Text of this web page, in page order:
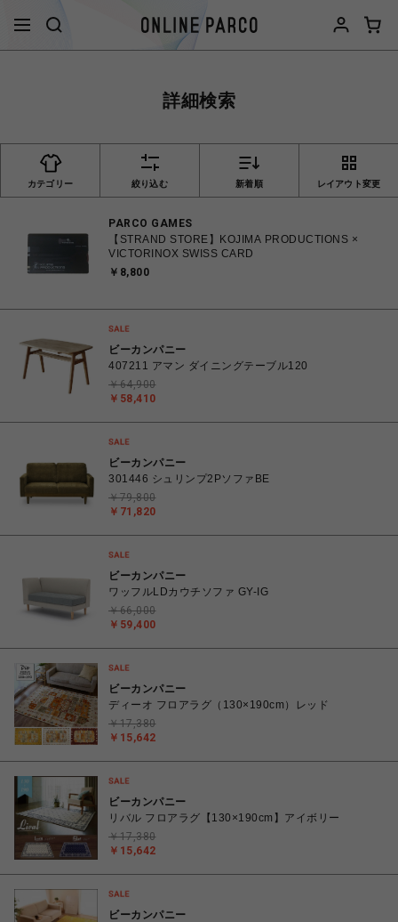
詳細検索
カテゴリー 絞り込む 新着順 レイアウト変更
PARCO GAMES
【STRAND STORE】KOJIMA PRODUCTIONS ×
VICTORINOX SWISS CARD
￥8,800
ビーカンパニー
407211 アマン ダイニングテーブル120
￥58,410
￥64,900
ビーカンパニー
301446 シュリンプ2PソファBE
￥71,820
￥79,800
ビーカンパニー
ワッフルLDカウチソファ GY-IG
￥59,400
￥66,000
ビーカンパニー
ディーオ フロアラグ（130×190cm）レッド
￥15,642
￥17,380
ビーカンパニー
リバル フロアラグ【130×190cm】アイボリー
￥15,642
￥17,380
ビーカンパニー